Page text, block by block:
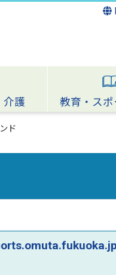
介護 教育・ス
ド